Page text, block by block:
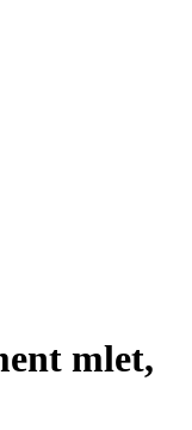
mlet,